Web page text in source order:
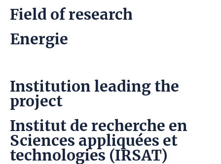
Field of research
Energie
Institution leading the
project
Institut de recherche en
Sciences appliquées et
technologies (IRSAT)